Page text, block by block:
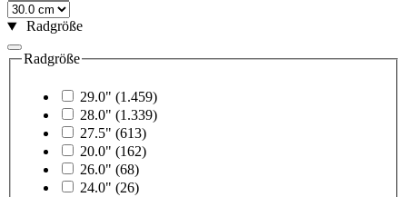
Radgröße
Radgröße
29.0" (1.459)
28.0" (1.339)
27.5" (613)
20.0" (162)
26.0" (68)
24.0" (26)